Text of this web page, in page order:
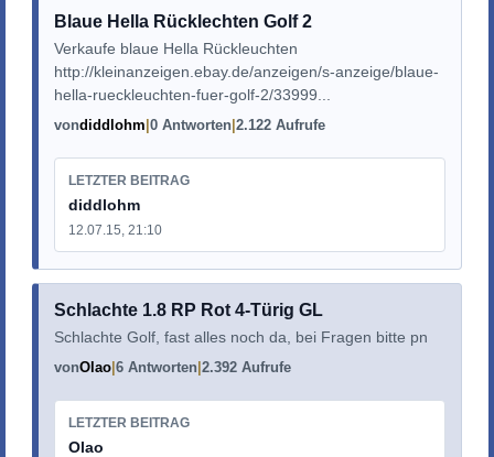
Blaue Hella Rücklechten Golf 2
Verkaufe blaue Hella Rückleuchten
http://kleinanzeigen.ebay.de/anzeigen/s-anzeige/blaue-
hella-rueckleuchten-fuer-golf-2/33999...
vondiddlohm 0 Antworten 2.122 Aufrufe
LETZTER BEITRAG
diddlohm
12.07.15, 21:10
Schlachte 1.8 RP Rot 4-Türig GL
Schlachte Golf, fast alles noch da, bei Fragen bitte pn
vonOlao 6 Antworten 2.392 Aufrufe
LETZTER BEITRAG
Olao